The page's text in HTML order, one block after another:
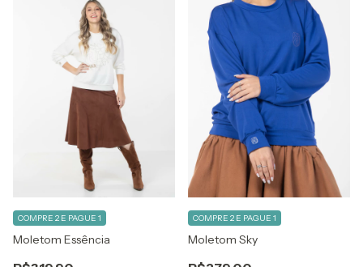
Moletom Essência
COMPRE 2 E PAGUE 1
Moletom Sky
COMPRE 2 E PAGUE 1